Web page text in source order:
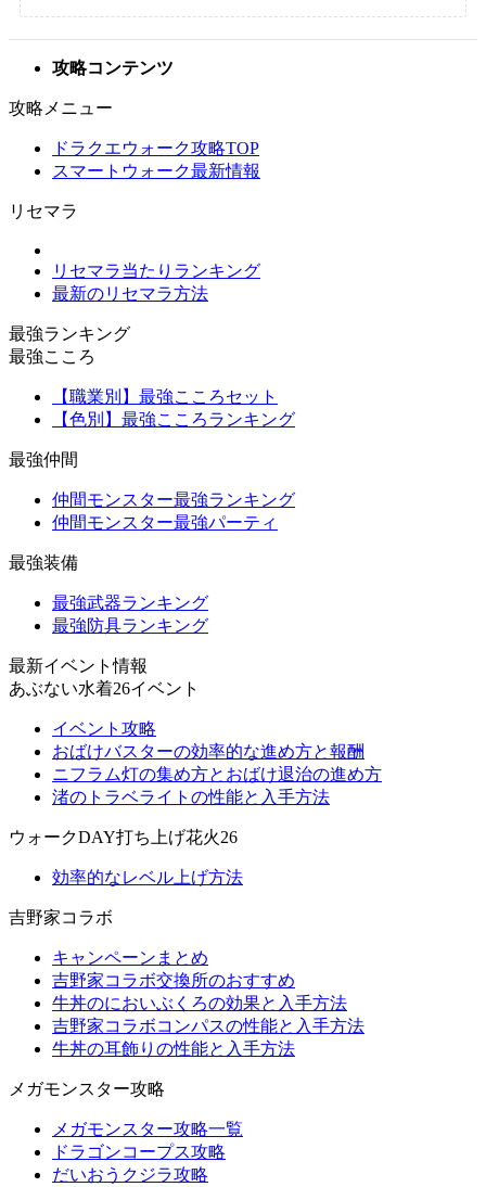
攻略コンテンツ
攻略メニュー
ドラクエウォーク攻略TOP
スマートウォーク最新情報
リセマラ
リセマラ当たりランキング
最新のリセマラ方法
最強ランキング
最強こころ
【職業別】最強こころセット
【色別】最強こころランキング
最強仲間
仲間モンスター最強ランキング
仲間モンスター最強パーティ
最強装備
最強武器ランキング
最強防具ランキング
最新イベント情報
あぶない水着26イベント
イベント攻略
おばけバスターの効率的な進め方と報酬
ニフラム灯の集め方とおばけ退治の進め方
渚のトラベライトの性能と入手方法
ウォークDAY打ち上げ花火26
効率的なレベル上げ方法
吉野家コラボ
キャンペーンまとめ
吉野家コラボ交換所のおすすめ
牛丼のにおいぶくろの効果と入手方法
吉野家コラボコンパスの性能と入手方法
牛丼の耳飾りの性能と入手方法
メガモンスター攻略
メガモンスター攻略一覧
ドラゴンコープス攻略
だいおうクジラ攻略